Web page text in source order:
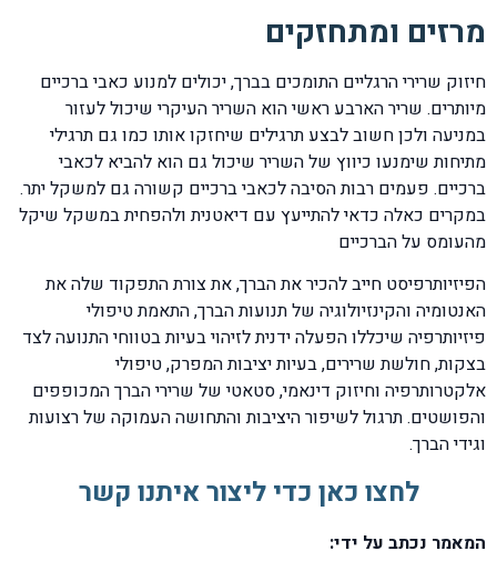
מרזים ומתחזקים
חיזוק שרירי הרגליים התומכים בברך, יכולים למנוע כאבי ברכיים
מיותרים. שריר הארבע ראשי הוא השריר העיקרי שיכול לעזור
במניעה ולכן חשוב לבצע תרגילים שיחזקו אותו כמו גם תרגילי
מתיחות שימנעו כיווץ של השריר שיכול גם הוא להביא לכאבי
ברכיים. פעמים רבות הסיבה לכאבי ברכיים קשורה גם למשקל יתר.
במקרים כאלה כדאי להתייעץ עם דיאטנית ולהפחית במשקל שיקל
מהעומס על הברכיים
הפיזיותרפיסט חייב להכיר את הברך, את צורת התפקוד שלה את
האנטומיה והקינזיולוגיה של תנועות הברך, התאמת טיפולי
פיזיותרפיה שיכללו הפעלה ידנית לזיהוי בעיות בטווחי התנועה לצד
בצקות, חולשת שרירים, בעיות יציבות המפרק, טיפולי
אלקטרותרפיה וחיזוק דינאמי, סטאטי של שרירי הברך המכופפים
והפושטים. תרגול לשיפור היציבות והתחושה העמוקה של רצועות
וגידי הברך.
לחצו כאן כדי ליצור איתנו קשר
המאמר נכתב על ידי: